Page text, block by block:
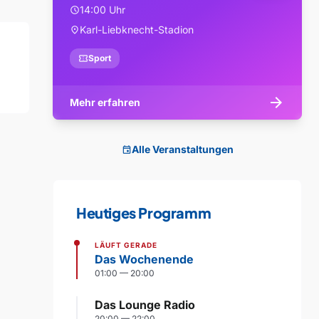
schedule14:00 Uhr
location_onKarl-Liebknecht-Stadion
confirmation_numberSport
Mehr erfahren arrow_forward
eventAlle Veranstaltungen
Heutiges Programm
LÄUFT GERADE
Das Wochenende
01:00 — 20:00
Das Lounge Radio